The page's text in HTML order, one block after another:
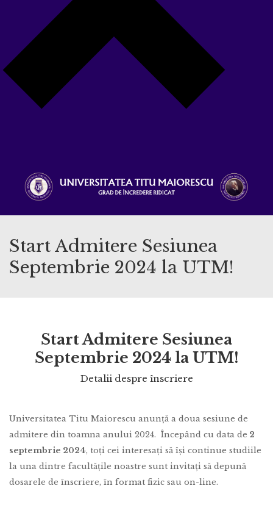
Start Admitere Sesiunea
Septembrie 2024 la UTM!
Start Admitere Sesiunea
Septembrie 2024 la UTM!
Detalii despre înscriere
Universitatea Titu Maiorescu anunță a doua sesiune de
admitere din toamna anului 2024. Începând cu data de 2
septembrie 2024, toți cei interesați să își continue studiile
la una dintre facultățile noastre sunt invitați să depună
dosarele de înscriere, în format fizic sau on-line.